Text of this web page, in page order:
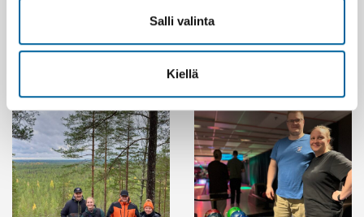
Salli valinta
Kiellä